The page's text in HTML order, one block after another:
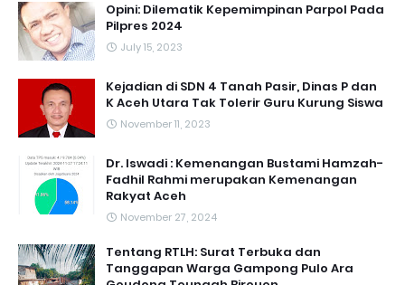
Opini: Dilematik Kepemimpinan Parpol Pada
Pilpres 2024
July 15, 2023
Kejadian di SDN 4 Tanah Pasir, Dinas P dan
K Aceh Utara Tak Tolerir Guru Kurung Siswa
November 11, 2023
Dr. Iswadi : Kemenangan Bustami Hamzah-
Fadhil Rahmi merupakan Kemenangan
Rakyat Aceh
November 27, 2024
Tentang RTLH: Surat Terbuka dan
Tanggapan Warga Gampong Pulo Ara